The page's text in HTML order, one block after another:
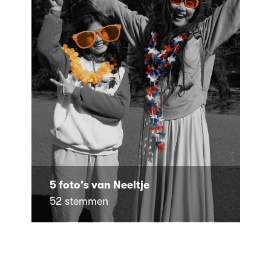
5 foto's van Neeltje
52 stemmen